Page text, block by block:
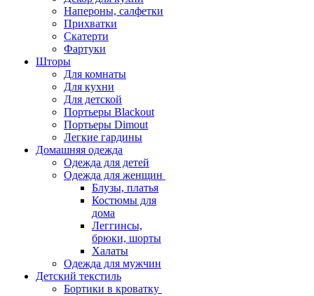
Напероны, салфетки
Прихватки
Скатерти
Фартуки
Шторы
Для комнаты
Для кухни
Для детской
Портьеры Blackout
Портьеры Dimout
Легкие гардины
Домашняя одежда
Одежда для детей
Одежда для женщин
Блузы, платья
Костюмы для
дома
Леггинсы,
брюки, шорты
Халаты
Одежда для мужчин
Детский текстиль
Бортики в кроватку